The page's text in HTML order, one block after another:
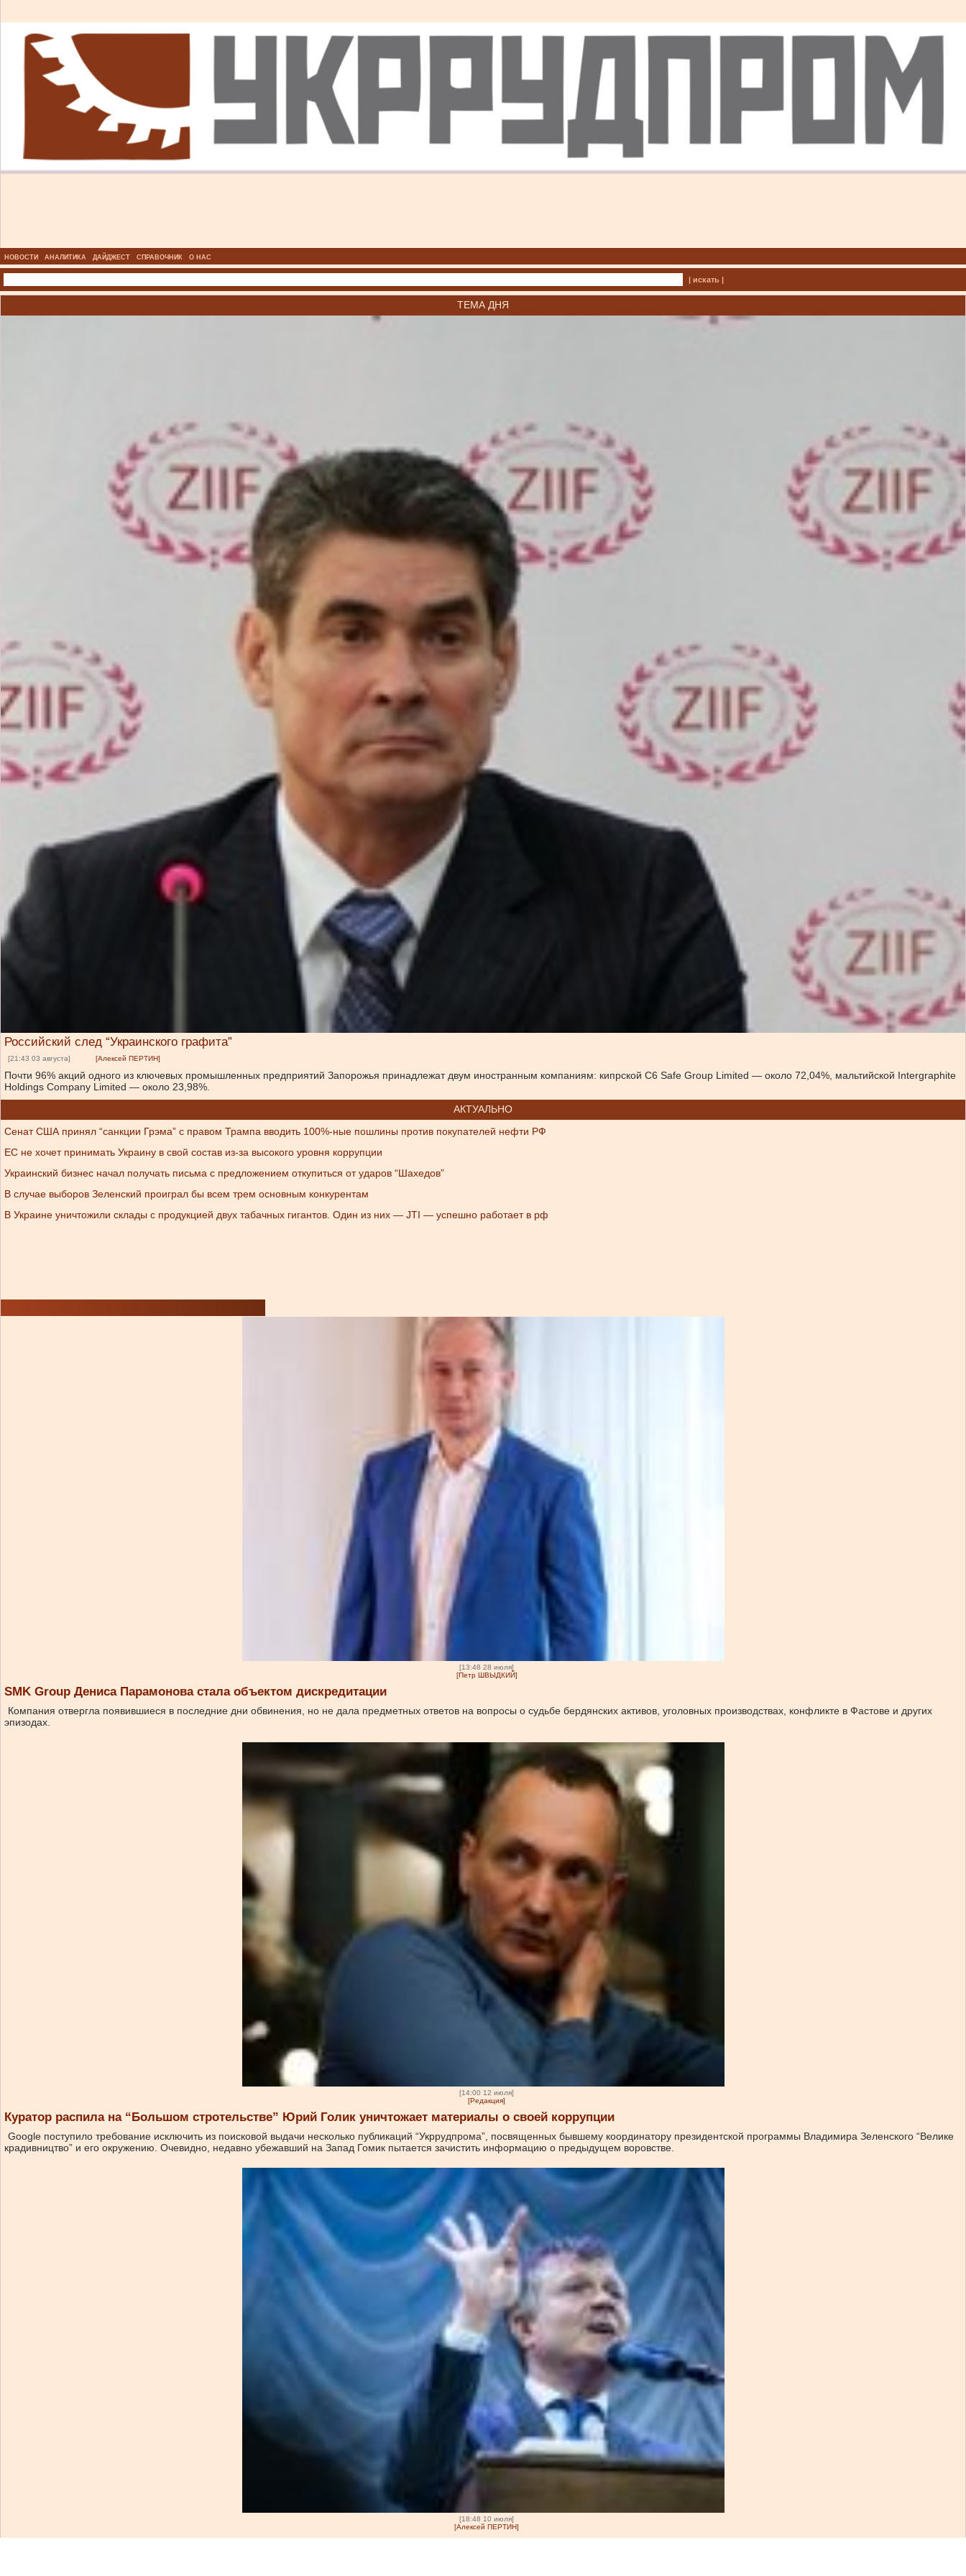
НОВОСТИ АНАЛИТИКА ДАЙДЖЕСТ СПРАВОЧНИК О НАС
| искать |
ТЕМА ДНЯ
Российский след “Украинского графита”
[21:43 03 августа] [Алексей ПЕРТИН]
Почти 96% акций одного из ключевых промышленных предприятий Запорожья принадлежат двум иностранным компаниям: кипрской C6 Safe Group Limited — около 72,04%, мальтийской Intergraphite
Holdings Company Limited — около 23,98%.
АКТУАЛЬНО
Сенат США принял “санкции Грэма” с правом Трампа вводить 100%-ные пошлины против покупателей нефти РФ
ЕС не хочет принимать Украину в свой состав из-за высокого уровня коррупции
Украинский бизнес начал получать письма с предложением откупиться от ударов “Шахедов”
В случае выборов Зеленский проиграл бы всем трем основным конкурентам
В Украине уничтожили склады с продукцией двух табачных гигантов. Один из них — JTI — успешно работает в рф
[13:48 28 июля]
[Петр ШВЫДКИЙ]
SMK Group Дениса Парамонова стала объектом дискредитации
Компания отвергла появившиеся в последние дни обвинения, но не дала предметных ответов на вопросы о судьбе бердянских активов, уголовных производствах, конфликте в Фастове и других
эпизодах.
[14:00 12 июля]
[Редакция]
Куратор распила на “Большом стротельстве” Юрий Голик уничтожает материалы о своей коррупции
Google поступило требование исключить из поисковой выдачи несколько публикаций “Укррудпрома”, посвященных бывшему координатору президентской программы Владимира Зеленского “Велике
крадивництво” и его окружению. Очевидно, недавно убежавший на Запад Гомик пытается зачистить информацию о предыдущем воровстве.
[18:48 10 июля]
[Алексей ПЕРТИН]